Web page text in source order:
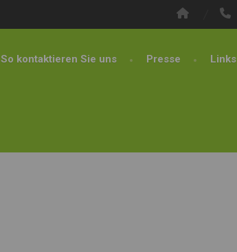
So kontaktieren Sie uns Presse Links